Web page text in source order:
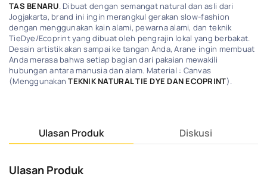
TAS BENARU. Dibuat dengan semangat natural dan asli dari
Jogjakarta, brand ini ingin merangkul gerakan slow-fashion
dengan menggunakan kain alami, pewarna alami, dan teknik
TieDye/Ecoprint yang dibuat oleh pengrajin lokal yang berbakat.
Desain artistik akan sampai ke tangan Anda, Arane ingin membuat
Anda merasa bahwa setiap bagian dari pakaian mewakili
hubungan antara manusia dan alam. Material : Canvas
(MenggunakanTEKNIK NATURAL TIE DYE DAN ECOPRINT).
Ulasan Produk Diskusi
Ulasan Produk